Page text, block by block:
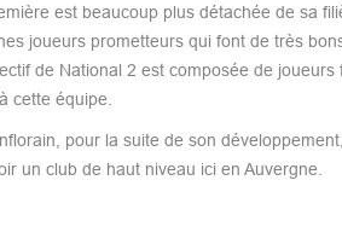
est beaucoup plus détachée de sa
joueurs prometteurs qui font de très
de National 2 est composée de joueurs
cette équipe.
pour la suite de son
un club de haut niveau ici en Auvergne.